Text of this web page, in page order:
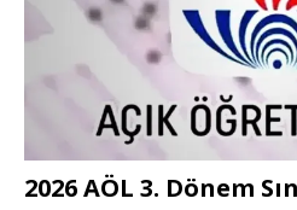
2026 AÖL 3. Dönem